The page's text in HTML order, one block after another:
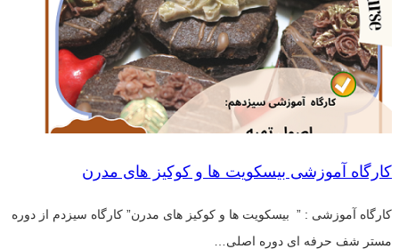
کارگاه آموزشی بیسکویت ها و کوکیز های مدرن
کارگاه آموزشی : ” بیسکویت ها و کوکیز های مدرن” کارگاه سیزدم از دوره
مستر شف حرفه ای دوره اصلی…